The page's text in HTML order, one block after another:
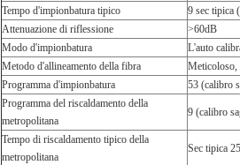
Tempo d'impionbatura tipico
9 sec tipica
Attenuazione di riflessione
>60dB
Modo d'impionbatura
L'auto
Metodo d'allineamento della fibra
Meticoloso,
Programma d'impionbatura
53 (calibro
Programma del riscaldamento della
metropolitana
9 (calibro
Tempo di riscaldamento tipico della
metropolitana
Sec tipica 25